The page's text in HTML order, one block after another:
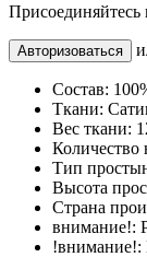
Авторизоваться
Состав:
Ткани:
Вес ткани:
Тип
Высота
Страна
внимание!:
!внимание!: